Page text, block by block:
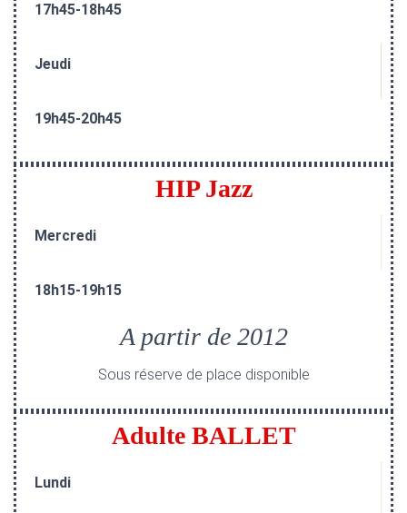
17h45-18h45
Jeudi
19h45-20h45
HIP Jazz
Mercredi
18h15-19h15
A partir de 2012
Sous réserve de place disponible
Adulte BALLET
Lundi